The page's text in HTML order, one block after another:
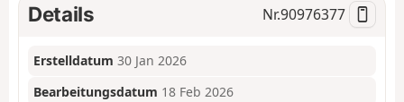
Details Nr.90976377
Erstelldatum 30 Jan 2026
Bearbeitungsdatum 18 Feb 2026